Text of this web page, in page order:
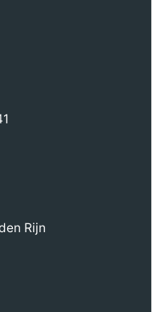
Rijn